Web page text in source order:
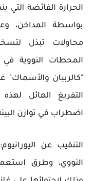
الحرارة الفائضة
بواسطة المداخن،
محاولات تبذل
المحطات النووية في
"كالربيان
التفريغ الهائل
اضطراب في توازن
التنقيب عن
النووي، وطرق